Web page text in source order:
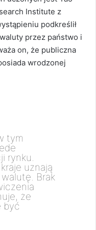
Institute z
podkreślił
przez państwo i
on, że publiczna
wrodzonej
tym
rynku.
uznają
Brak
że
być